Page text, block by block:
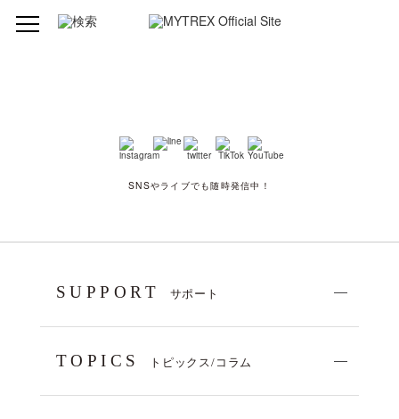
SNSやライブでも随時発信中！
SUPPORT サポート
TOPICS トピックス/コラム